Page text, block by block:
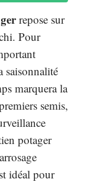
repose sur
Pour
saisonnalité
marquera la
semis,
potager
idéal pour